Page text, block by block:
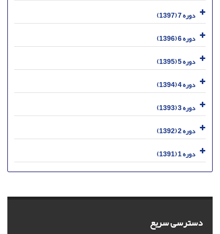
دوره 7 (1397)
دوره 6 (1396)
دوره 5 (1395)
دوره 4 (1394)
دوره 3 (1393)
دوره 2 (1392)
دوره 1 (1391)
دسترسی سریع